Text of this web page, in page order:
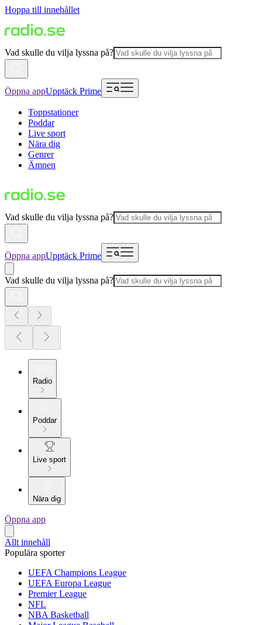
Hoppa till innehållet
Vad skulle du vilja lyssna på?
Öppna appUpptäck Prime
Toppstationer
Poddar
Live sport
Nära dig
Genrer
Ämnen
Vad skulle du vilja lyssna på?
Öppna appUpptäck Prime
Vad skulle du vilja lyssna på?
Radio
Poddar
Live sport
Nära dig
Öppna app
Allt innehåll
Populära sporter
UEFA Champions League
UEFA Europa League
Premier League
NFL
NBA Basketball